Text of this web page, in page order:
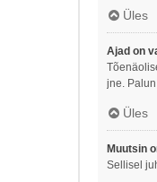
Üles
Ajad on
jne.
Üles
Muutsin
Sellisel